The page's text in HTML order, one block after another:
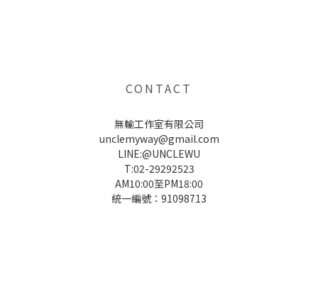
CONTACT
無輸工作室有限公司
unclemyway@gmail.com
LINE:@UNCLEWU
T:02-29292523
AM10:00至PM18:00
統一編號：91098713